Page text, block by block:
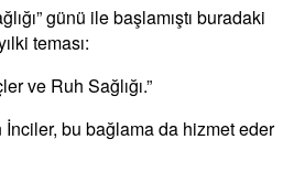
günü ile başlamıştı buradaki
teması:
ve Ruh Sağlığı.”
bu bağlama da hizmet eder